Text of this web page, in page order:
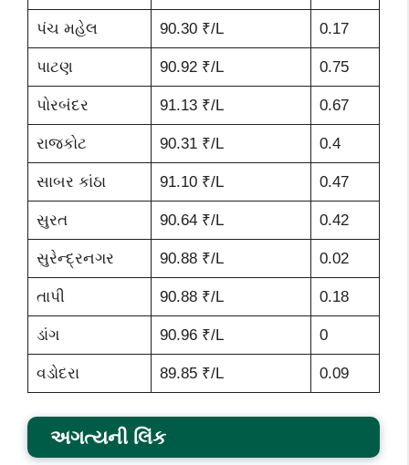
પંચ મહેલ 90.30 ₹/L 0.17
પાટણ 90.92 ₹/L 0.75
પોરબંદર 91.13 ₹/L 0.67
રાજકોટ 90.31 ₹/L 0.4
સાબર કાંઠા 91.10 ₹/L 0.47
સુરત 90.64 ₹/L 0.42
સુરેન્દ્રનગર 90.88 ₹/L 0.02
તાપી 90.88 ₹/L 0.18
ડાંગ 90.96 ₹/L 0
વડોદરા 89.85 ₹/L 0.09
અગત્યની લિંક